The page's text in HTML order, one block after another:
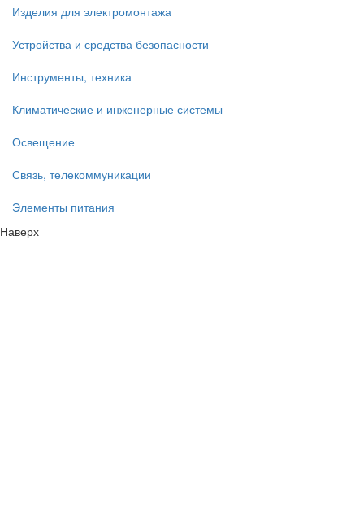
Изделия для электромонтажа
Устройства и средства безопасности
Инструменты, техника
Климатические и инженерные системы
Освещение
Связь, телекоммуникации
Элементы питания
Наверх